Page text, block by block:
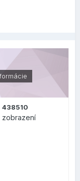
zmenilo na
438510
zobrazení